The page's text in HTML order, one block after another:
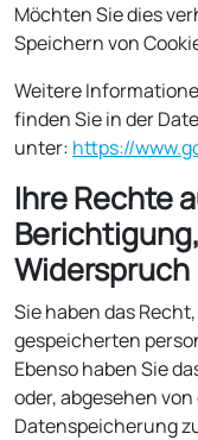
Möchten Sie dies
Speichern von
Weitere
finden Sie in der
unter: https://
Ihre Rechte
Widerspruch
Sie haben das
gespeicherten
Ebenso haben Sie
oder, abgesehen
Datenspeicherung